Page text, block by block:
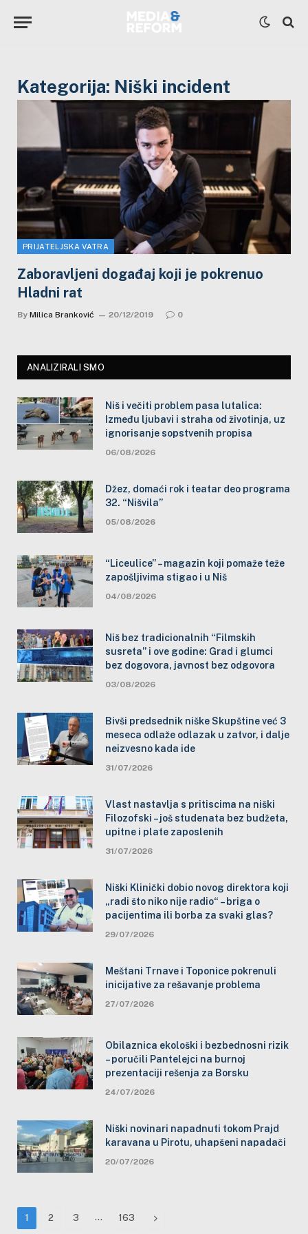
Kategorija: Niški incident
PRIJATELJSKA VATRA
Zaboravljeni događaj koji je pokrenuo
Hladni rat
By Milica Branković 20/12/2019 0
ANALIZIRALI SMO
Niš i večiti problem pasa lutalica:
Između ljubavi i straha od životinja, uz
ignorisanje sopstvenih propisa
06/08/2026
Džez, domaći rok i teatar deo programa
32. “Nišvila”
05/08/2026
“Liceulice” – magazin koji pomaže teže
zapošljivima stigao i u Niš
04/08/2026
Niš bez tradicionalnih “Filmskih
susreta” i ove godine: Grad i glumci
bez dogovora, javnost bez odgovora
03/08/2026
Bivši predsednik niške Skupštine već 3
meseca odlaže odlazak u zatvor, i dalje
neizvesno kada ide
31/07/2026
Vlast nastavlja s pritiscima na niški
Filozofski – još studenata bez budžeta,
upitne i plate zaposlenih
31/07/2026
Niški Klinički dobio novog direktora koji
„radi što niko nije radio“ – briga o
pacijentima ili borba za svaki glas?
29/07/2026
Meštani Trnave i Toponice pokrenuli
inicijative za rešavanje problema
27/07/2026
Obilaznica ekološki i bezbednosni rizik
– poručili Pantelejci na burnoj
prezentaciji rešenja za Borsku
24/07/2026
Niški novinari napadnuti tokom Prajd
karavana u Pirotu, uhapšeni napadači
20/07/2026
1 2 3 … 163 Next